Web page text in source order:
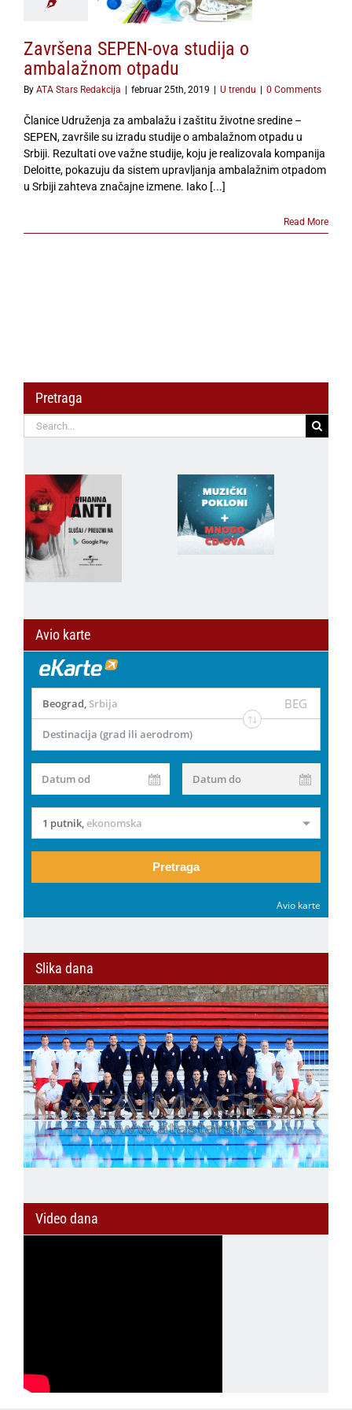
Završena SEPEN-ova studija o
ambalažnom otpadu
By ATA Stars Redakcija februar 25th, 2019 U trendu 0 Comments
Članice Udruženja za ambalažu i zaštitu životne sredine –
SEPEN, završile su izradu studije o ambalažnom otpadu u
Srbiji. Rezultati ove važne studije, koju je realizovala kompanija
Deloitte, pokazuju da sistem upravljanja ambalažnim otpadom
u Srbiji zahteva značajne izmene. Iako [...]
Read More
Pretraga
Search
for:
Avio karte
Beograd, Srbija BEG
Destinacija (grad ili aerodrom)
Datum od Datum do
1 putnik,ekonomska
Pretraga
Avio karte
Slika dana
Video dana